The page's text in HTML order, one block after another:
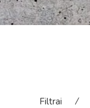
Filtrai ⁄